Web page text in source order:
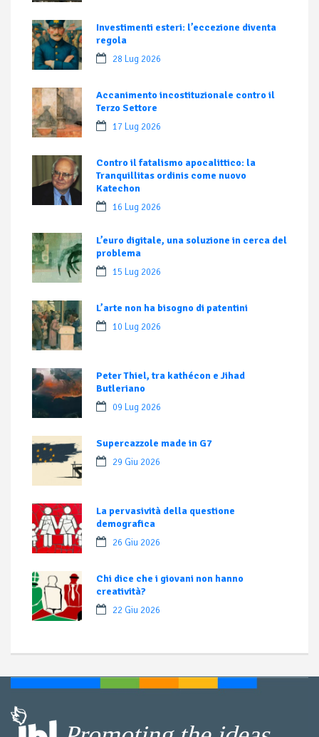
Investimenti esteri: l’eccezione diventa
regola
28 Lug 2026
Accanimento incostituzionale contro il
Terzo Settore
17 Lug 2026
Contro il fatalismo apocalittico: la
Tranquillitas ordinis come nuovo
Katechon
16 Lug 2026
L’euro digitale, una soluzione in cerca del
problema
15 Lug 2026
L’arte non ha bisogno di patentini
10 Lug 2026
Peter Thiel, tra kathécon e Jihad
Butleriano
09 Lug 2026
Supercazzole made in G7
29 Giu 2026
La pervasività della questione
demografica
26 Giu 2026
Chi dice che i giovani non hanno
creatività?
22 Giu 2026